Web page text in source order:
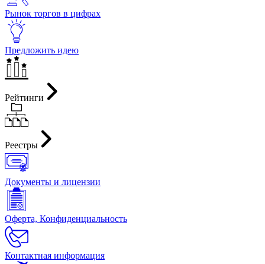
Рынок торгов в цифрах
Предложить идею
Рейтинги
Реестры
Документы и лицензии
Оферта, Конфиденциальность
Контактная информация